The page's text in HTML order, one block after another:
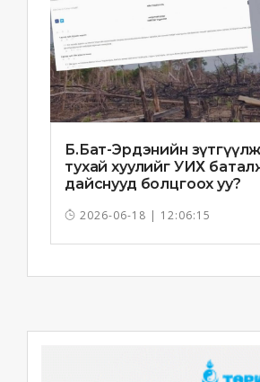
Б.Бат-Эрдэнийн
тухай хуулийг УИХ
дайснууд болцгоох уу?
2026-06-18 | 12:06:15